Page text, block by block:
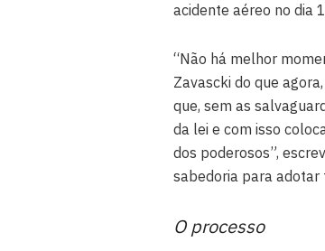
acidente aéreo no dia
“Não há melhor
Zavascki do que
que, sem as
da lei e com isso
dos poderosos”,
sabedoria para adotar
O processo